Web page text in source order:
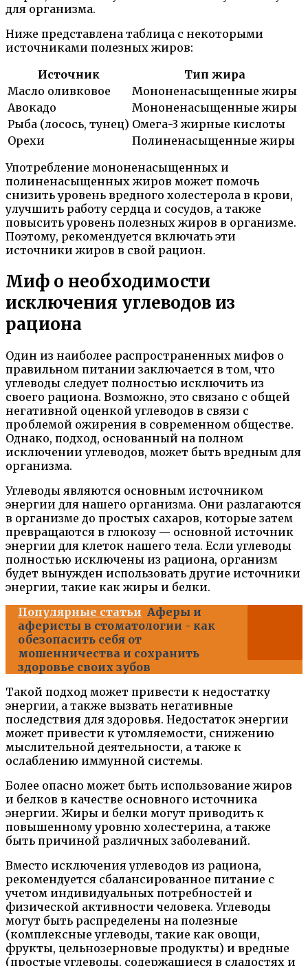
для организма.
Ниже представлена таблица с некоторыми
источниками полезных жиров:
Источник
Тип жира
Масло оливковое
Мононенасыщенные жиры
Авокадо
Мононенасыщенные жиры
Рыба (лосось, тунец) Омега-3 жирные кислоты
Орехи
Полиненасыщенные жиры
Употребление мононенасыщенных и
полиненасыщенных жиров может помочь
снизить уровень вредного холестерола в крови,
улучшить работу сердца и сосудов, а также
повысить уровень полезных жиров в организме.
Поэтому, рекомендуется включать эти
источники жиров в свой рацион.
Миф о необходимости
исключения углеводов из
рациона
Один из наиболее распространенных мифов о
правильном питании заключается в том, что
углеводы следует полностью исключить из
своего рациона. Возможно, это связано с общей
негативной оценкой углеводов в связи с
проблемой ожирения в современном обществе.
Однако, подход, основанный на полном
исключении углеводов, может быть вредным для
организма.
Углеводы являются основным источником
энергии для нашего организма. Они разлагаются
в организме до простых сахаров, которые затем
превращаются в глюкозу — основной источник
энергии для клеток нашего тела. Если углеводы
полностью исключены из рациона, организм
будет вынужден использовать другие источники
энергии, такие как жиры и белки.
Популярные статьи Аферы и
аферисты в стоматологии - как
обезопасить себя от
мошенничества и сохранить
здоровье своих зубов
Такой подход может привести к недостатку
энергии, а также вызвать негативные
последствия для здоровья. Недостаток энергии
может привести к утомляемости, снижению
мыслительной деятельности, а также к
ослаблению иммунной системы.
Более опасно может быть использование жиров
и белков в качестве основного источника
энергии. Жиры и белки могут приводить к
повышенному уровню холестерина, а также
быть причиной различных заболеваний.
Вместо исключения углеводов из рациона,
рекомендуется сбалансированное питание с
учетом индивидуальных потребностей и
физической активности человека. Углеводы
могут быть распределены на полезные
(комплексные углеводы, такие как овощи,
фрукты, цельнозерновые продукты) и вредные
(простые углеводы, содержащиеся в сладостях и